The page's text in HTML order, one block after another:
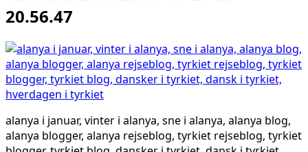
20.56.47
alanya i januar, vinter i alanya, sne i alanya, alanya blog,
alanya blogger, alanya rejseblog, tyrkiet rejseblog, tyrkiet